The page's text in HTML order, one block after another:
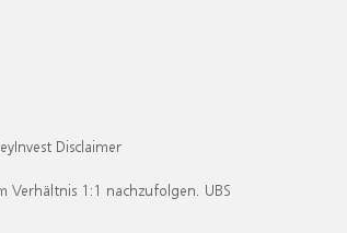
Disclaimer
1:1 nachzufolgen. UBS